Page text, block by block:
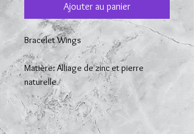
Ajouter au panier
Bracelet Wings
Matière: Alliage de zinc et pierre
naturelle